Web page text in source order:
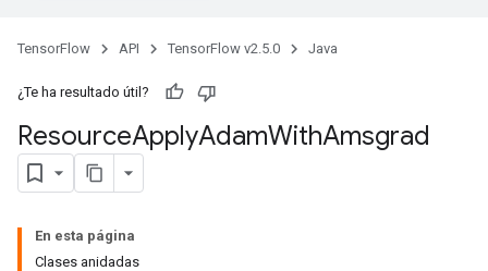
TensorFlow API TensorFlow v2.5.0 Java
¿Te ha resultado útil?
ResourceApplyAdamWithAmsgrad
En esta página
Clases anidadas